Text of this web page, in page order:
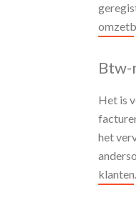
Btw-
Het is
het
klanten.